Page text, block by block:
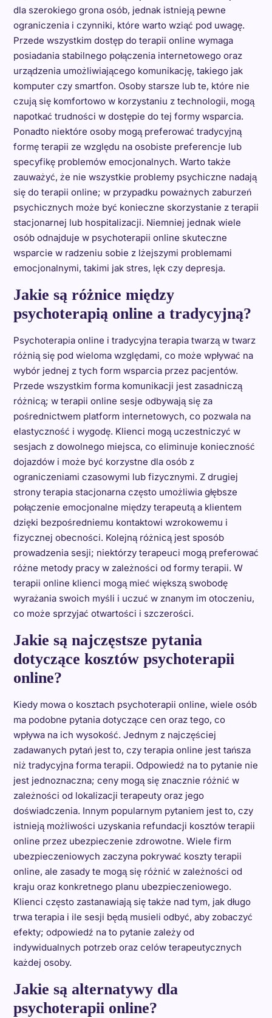
dla szerokiego grona osób, jednak istnieją pewne
ograniczenia i czynniki, które warto wziąć pod uwagę.
Przede wszystkim dostęp do terapii online wymaga
posiadania stabilnego połączenia internetowego oraz
urządzenia umożliwiającego komunikację, takiego jak
komputer czy smartfon. Osoby starsze lub te, które nie
czują się komfortowo w korzystaniu z technologii, mogą
napotkać trudności w dostępie do tej formy wsparcia.
Ponadto niektóre osoby mogą preferować tradycyjną
formę terapii ze względu na osobiste preferencje lub
specyfikę problemów emocjonalnych. Warto także
zauważyć, że nie wszystkie problemy psychiczne nadają
się do terapii online; w przypadku poważnych zaburzeń
psychicznych może być konieczne skorzystanie z terapii
stacjonarnej lub hospitalizacji. Niemniej jednak wiele
osób odnajduje w psychoterapii online skuteczne
wsparcie w radzeniu sobie z lżejszymi problemami
emocjonalnymi, takimi jak stres, lęk czy depresja.
Jakie są różnice między
psychoterapią online a tradycyjną?
Psychoterapia online i tradycyjna terapia twarzą w twarz
różnią się pod wieloma względami, co może wpływać na
wybór jednej z tych form wsparcia przez pacjentów.
Przede wszystkim forma komunikacji jest zasadniczą
różnicą; w terapii online sesje odbywają się za
pośrednictwem platform internetowych, co pozwala na
elastyczność i wygodę. Klienci mogą uczestniczyć w
sesjach z dowolnego miejsca, co eliminuje konieczność
dojazdów i może być korzystne dla osób z
ograniczeniami czasowymi lub fizycznymi. Z drugiej
strony terapia stacjonarna często umożliwia głębsze
połączenie emocjonalne między terapeutą a klientem
dzięki bezpośredniemu kontaktowi wzrokowemu i
fizycznej obecności. Kolejną różnicą jest sposób
prowadzenia sesji; niektórzy terapeuci mogą preferować
różne metody pracy w zależności od formy terapii. W
terapii online klienci mogą mieć większą swobodę
wyrażania swoich myśli i uczuć w znanym im otoczeniu,
co może sprzyjać otwartości i szczerości.
Jakie są najczęstsze pytania
dotyczące kosztów psychoterapii
online?
Kiedy mowa o kosztach psychoterapii online, wiele osób
ma podobne pytania dotyczące cen oraz tego, co
wpływa na ich wysokość. Jednym z najczęściej
zadawanych pytań jest to, czy terapia online jest tańsza
niż tradycyjna forma terapii. Odpowiedź na to pytanie nie
jest jednoznaczna; ceny mogą się znacznie różnić w
zależności od lokalizacji terapeuty oraz jego
doświadczenia. Innym popularnym pytaniem jest to, czy
istnieją możliwości uzyskania refundacji kosztów terapii
online przez ubezpieczenie zdrowotne. Wiele firm
ubezpieczeniowych zaczyna pokrywać koszty terapii
online, ale zasady te mogą się różnić w zależności od
kraju oraz konkretnego planu ubezpieczeniowego.
Klienci często zastanawiają się także nad tym, jak długo
trwa terapia i ile sesji będą musieli odbyć, aby zobaczyć
efekty; odpowiedź na to pytanie zależy od
indywidualnych potrzeb oraz celów terapeutycznych
każdej osoby.
Jakie są alternatywy dla
psychoterapii online?